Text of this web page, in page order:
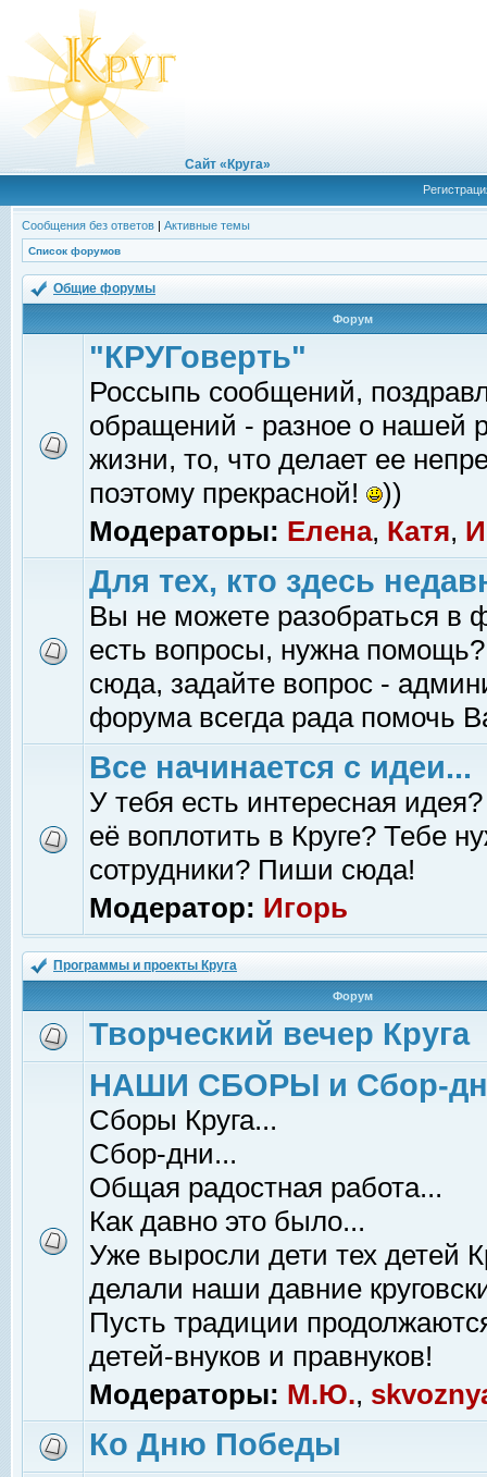
Сайт «Круга»
Сообщения без ответов | Активные темы
Список форумов
Общие форумы
Форум
"КРУГоверть"
Россыпь сообщений,
обращений - разное о нашей
жизни, то, что делает ее
поэтому прекрасной!
))
Модераторы: Елена, Катя,
Для тех, кто здесь
Вы не можете разобраться в
есть вопросы, нужна помощь?
сюда, задайте вопрос -
форума всегда рада помочь
Все начинается с идеи...
У тебя есть интересная
её воплотить в Круге? Тебе
сотрудники? Пиши сюда!
Модератор: Игорь
Программы и проекты Круга
Форум
Творческий вечер Круга
НАШИ СБОРЫ и Сбор-
Сборы Круга...
Сбор-дни...
Общая радостная работа...
Как давно это было...
Уже выросли дети тех детей
делали наши давние
Пусть традиции
детей-внуков и правнуков!
Модераторы: М.Ю.,
Ко Дню Победы